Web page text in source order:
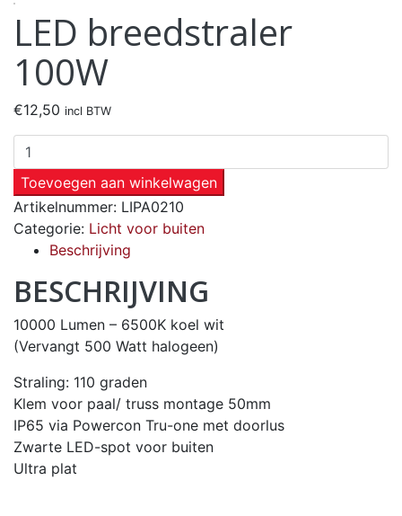
LED breedstraler
100W
€12,50 incl BTW
Toevoegen aan winkelwagen
Artikelnummer: LIPA0210
Categorie: Licht voor buiten
Beschrijving
BESCHRIJVING
10000 Lumen – 6500K koel wit
(Vervangt 500 Watt halogeen)
Straling: 110 graden
Klem voor paal/ truss montage 50mm
IP65 via Powercon Tru-one met doorlus
Zwarte LED-spot voor buiten
Ultra plat